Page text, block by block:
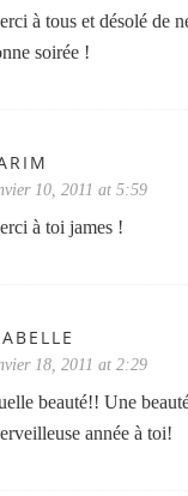
à tous et désolé de
soirée !
10, 2011 at 5:59
à toi james !
18, 2011 at 2:29
beauté!! Une
année à toi!